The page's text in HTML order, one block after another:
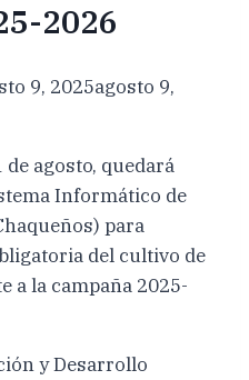
2026
9, 2025agosto 9,
agosto, quedará
Informático de
para
del cultivo de
a la campaña 2025-
y Desarrollo